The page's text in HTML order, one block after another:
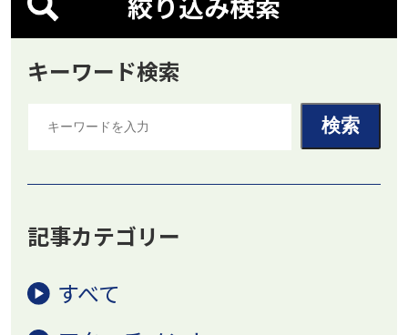
キーワード検索
記事カテゴリー
すべて